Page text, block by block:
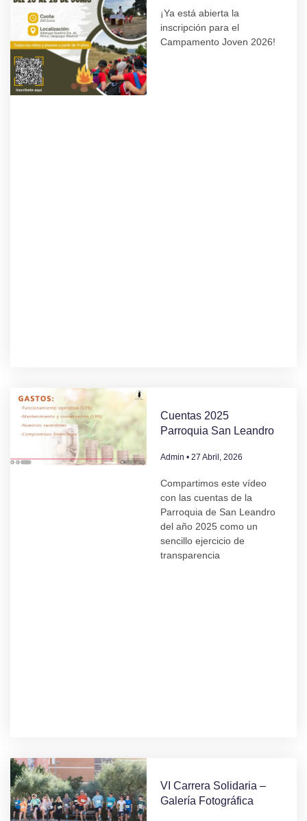
¡Ya está abierta la
inscripción para el
Campamento Joven 2026!
Cuentas 2025
Parroquia San Leandro
Admin 27 Abril, 2026
Compartimos este vídeo
con las cuentas de la
Parroquia de San Leandro
del año 2025 como un
sencillo ejercicio de
transparencia
VI Carrera Solidaria –
Galería Fotográfica